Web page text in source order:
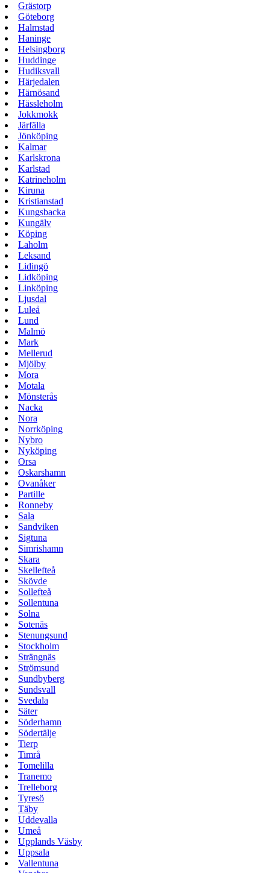
Grästorp
Göteborg
Halmstad
Haninge
Helsingborg
Huddinge
Hudiksvall
Härjedalen
Härnösand
Hässleholm
Jokkmokk
Järfälla
Jönköping
Kalmar
Karlskrona
Karlstad
Katrineholm
Kiruna
Kristianstad
Kungsbacka
Kungälv
Köping
Laholm
Leksand
Lidingö
Lidköping
Linköping
Ljusdal
Luleå
Lund
Malmö
Mark
Mellerud
Mjölby
Mora
Motala
Mönsterås
Nacka
Nora
Norrköping
Nybro
Nyköping
Orsa
Oskarshamn
Ovanåker
Partille
Ronneby
Sala
Sandviken
Sigtuna
Simrishamn
Skara
Skellefteå
Skövde
Sollefteå
Sollentuna
Solna
Sotenäs
Stenungsund
Stockholm
Strängnäs
Strömsund
Sundbyberg
Sundsvall
Svedala
Säter
Söderhamn
Södertälje
Tierp
Timrå
Tomelilla
Tranemo
Trelleborg
Tyresö
Täby
Uddevalla
Umeå
Upplands Väsby
Uppsala
Vallentuna